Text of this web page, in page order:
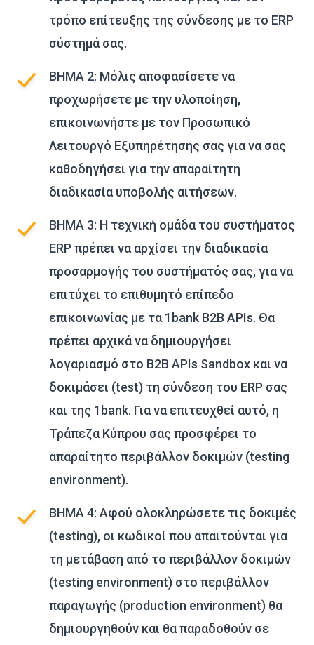
τρόπο επίτευξης της σύνδεσης με το ERP
σύστημά σας.
ΒΗΜΑ 2: Μόλις αποφασίσετε να
προχωρήσετε με την υλοποίηση,
επικοινωνήστε με τον Προσωπικό
Λειτουργό Εξυπηρέτησης σας για να σας
καθοδηγήσει για την απαραίτητη
διαδικασία υποβολής αιτήσεων.
ΒΗΜΑ 3: Η τεχνική ομάδα του συστήματος
ERP πρέπει να αρχίσει την διαδικασία
προσαρμογής του συστήματός σας, για να
επιτύχει το επιθυμητό επίπεδο
επικοινωνίας με τα 1bank B2B APIs. Θα
πρέπει αρχικά να δημιουργήσει
λογαριασμό στο B2B APIs Sandbox και να
δοκιμάσει (test) τη σύνδεση του ERP σας
και της 1bank. Για να επιτευχθεί αυτό, η
Τράπεζα Κύπρου σας προσφέρει το
απαραίτητο περιβάλλον δοκιμών (testing
environment).
ΒΗΜΑ 4: Αφού ολοκληρώσετε τις δοκιμές
(testing), οι κωδικοί που απαιτούνται για
τη μετάβαση από το περιβάλλον δοκιμών
(testing environment) στο περιβάλλον
παραγωγής (production environment) θα
δημιουργηθούν και θα παραδοθούν σε